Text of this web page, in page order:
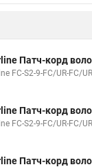
Патч-корд
FC-S2-9-FC/UR-FC/
Патч-корд
FC-S2-9-FC/UR-FC/
Патч-корд